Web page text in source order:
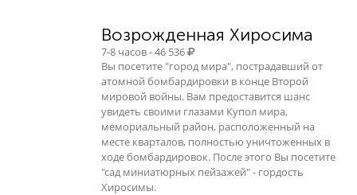
Возрожденная Хиросима
7-8 часов - 46 536
Вы посетите "город мира", пострадавший от
атомной бомбардировки в конце Второй
мировой войны. Вам предоставится шанс
увидеть своими глазами Купол мира,
мемориальный район, расположенный на
месте кварталов, полностью уничтоженных в
ходе бомбардировок. После этого Вы посетите
"сад миниатюрных пейзажей" - гордость
Хиросимы.